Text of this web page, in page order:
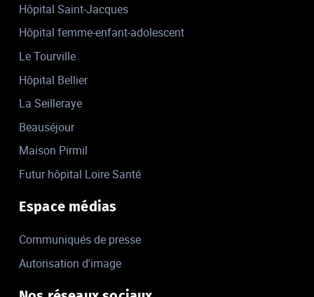
Hôpital Saint-Jacques
Hôpital femme-enfant-adolescent
Le Tourville
Hôpital Bellier
La Seilleraye
Beauséjour
Maison Pirmil
Futur hôpital Loire Santé
Espace médias
Communiqués de presse
Autorisation d'image